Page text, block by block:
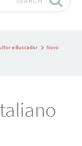
e Buscador
Novo